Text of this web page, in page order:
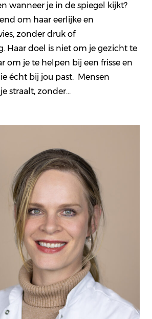
wanneer je in de spiegel kijkt?
om haar eerlijke en
zonder druk of
Haar doel is niet om je gezicht te
om je te helpen bij een frisse en
écht bij jou past. Mensen
straalt, zonder…